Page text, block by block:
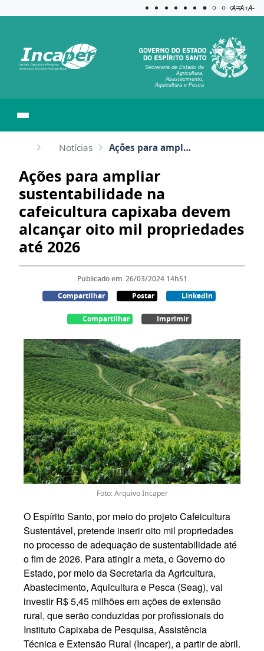
Aplicar
A=A+A-
Secretaria de Estado da
Agricultura,
Abastecimento,
Aquicultura e Pesca
Notícias Ações para ampliar sustentabilidade na cafeicultura capixaba devem alcançar oito mil propriedades at...
Ações para ampliar
sustentabilidade na
cafeicultura capixaba devem
alcançar oito mil propriedades
até 2026
Publicado em: 26/03/2024 14h51
Compartilhar
Postar Linkedin
Compartilhar Imprimir
Foto: Arquivo Incaper
O Espírito Santo, por meio do projeto Cafeicultura
Sustentável, pretende inserir oito mil propriedades
no processo de adequação de sustentabilidade até
o fim de 2026. Para atingir a meta, o Governo do
Estado, por meio da Secretaria da Agricultura,
Abastecimento, Aquicultura e Pesca (Seag), vai
investir R$ 5,45 milhões em ações de extensão
rural, que serão conduzidas por profissionais do
Instituto Capixaba de Pesquisa, Assistência
Técnica e Extensão Rural (Incaper), a partir de abril.